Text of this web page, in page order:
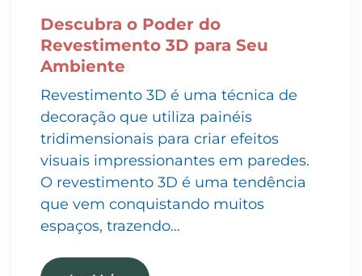
Descubra o Poder do
Revestimento 3D para Seu
Ambiente
Revestimento 3D é uma técnica de
decoração que utiliza painéis
tridimensionais para criar efeitos
visuais impressionantes em paredes.
O revestimento 3D é uma tendência
que vem conquistando muitos
espaços, trazendo…